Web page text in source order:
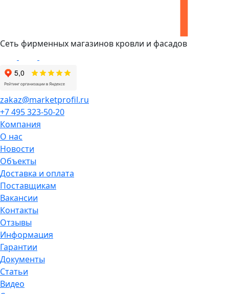
Сеть фирменных магазинов кровли и фасадов
zakaz@marketprofil.ru
+7 495 323-50-20
Компания
О нас
Новости
Объекты
Доставка и оплата
Поставщикам
Вакансии
Контакты
Отзывы
Информация
Гарантии
Документы
Статьи
Видео